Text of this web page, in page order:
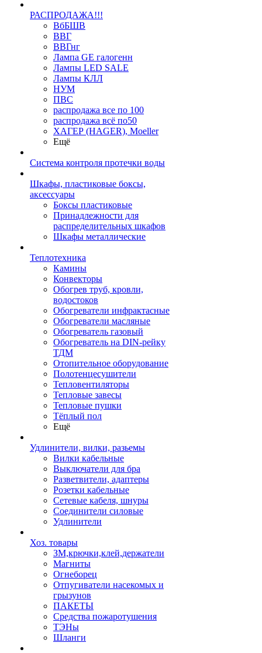
РАСПРОДАЖА!!!
ВбБШВ
ВВГ
ВВГнг
Лампа GE галогенн
Лампы LED SALE
Лампы КЛЛ
НУМ
ПВС
распродажа все по 100
распродажа всё по50
ХАГЕР (HAGER), Moeller
Ещё
Система контроля протечки воды
Шкафы, пластиковые боксы,
аксессуары
Боксы пластиковые
Принадлежности для
распределительных шкафов
Шкафы металлические
Теплотехника
Камины
Конвекторы
Обогрев труб, кровли,
водостоков
Обогреватели инфрактасные
Обогреватели масляные
Обогреватель газовый
Обогреватель на DIN-рейку
ТДМ
Отопительное оборудование
Полотенцесушители
Тепловентиляторы
Тепловые завесы
Тепловые пушки
Тёплый пол
Ещё
Удлинители, вилки, разьемы
Вилки кабельные
Выключатели для бра
Разветвители, адаптеры
Розетки кабельные
Сетевые кабеля, шнуры
Соединители силовые
Удлинители
Хоз. товары
ЗМ,крючки,клей,держатели
Магниты
Огнеборец
Отпугиватели насекомых и
грызунов
ПАКЕТЫ
Средства пожаротушения
ТЭНы
Шланги